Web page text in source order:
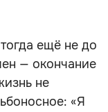
ещё не до
— окончание
не
«Я